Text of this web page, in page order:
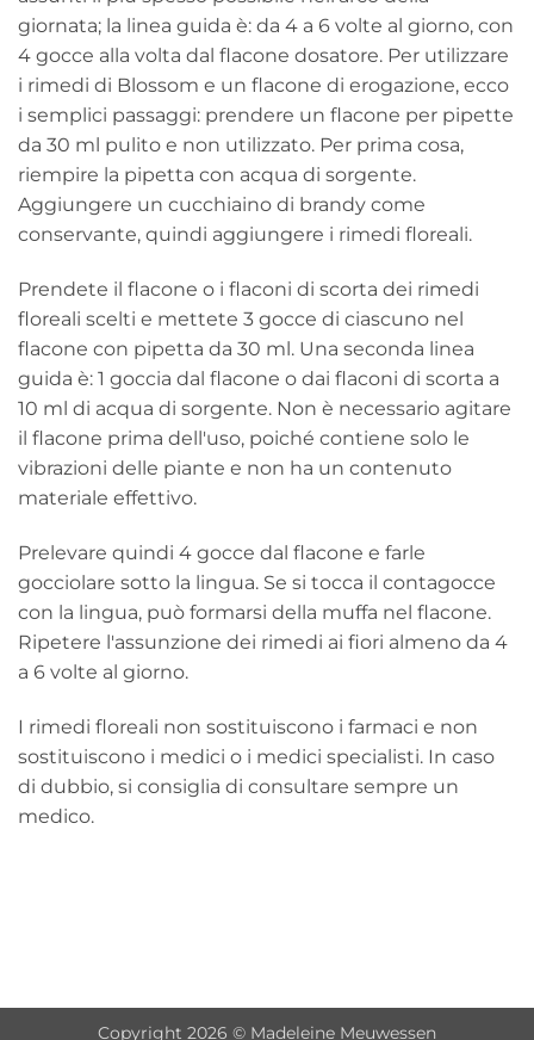
giornata; la linea guida è: da 4 a 6 volte al giorno, con
4 gocce alla volta dal flacone dosatore. Per utilizzare
i rimedi di Blossom e un flacone di erogazione, ecco
i semplici passaggi: prendere un flacone per pipette
da 30 ml pulito e non utilizzato. Per prima cosa,
riempire la pipetta con acqua di sorgente.
Aggiungere un cucchiaino di brandy come
conservante, quindi aggiungere i rimedi floreali.
Prendete il flacone o i flaconi di scorta dei rimedi
floreali scelti e mettete 3 gocce di ciascuno nel
flacone con pipetta da 30 ml. Una seconda linea
guida è: 1 goccia dal flacone o dai flaconi di scorta a
10 ml di acqua di sorgente. Non è necessario agitare
il flacone prima dell'uso, poiché contiene solo le
vibrazioni delle piante e non ha un contenuto
materiale effettivo.
Prelevare quindi 4 gocce dal flacone e farle
gocciolare sotto la lingua. Se si tocca il contagocce
con la lingua, può formarsi della muffa nel flacone.
Ripetere l'assunzione dei rimedi ai fiori almeno da 4
a 6 volte al giorno.
I rimedi floreali non sostituiscono i farmaci e non
sostituiscono i medici o i medici specialisti. In caso
di dubbio, si consiglia di consultare sempre un
medico.
Copyright 2026 © Madeleine Meuwessen